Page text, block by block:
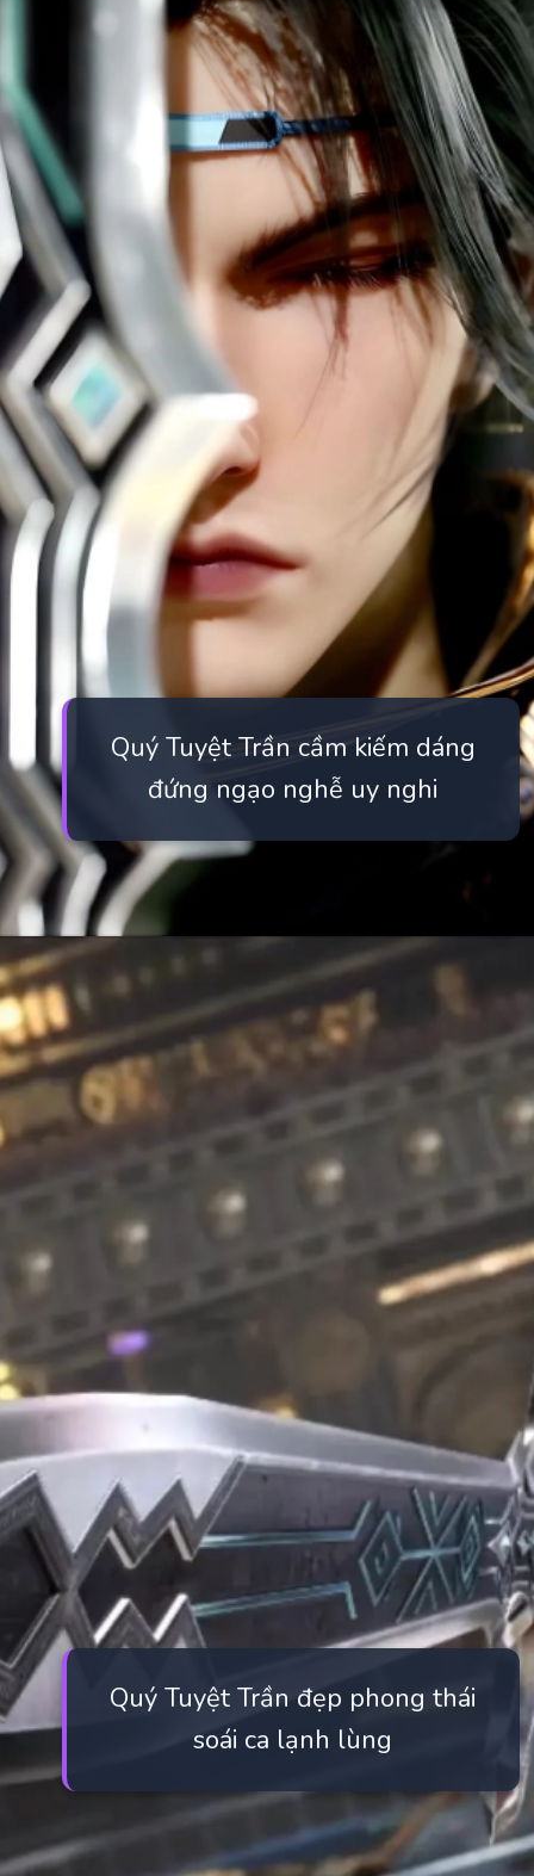
Đang mở https://manhua.edu.vn/quy-tuyet-tran
Quý Tuyệt Trần cầm kiếm dáng
đứng ngạo nghễ uy nghi
https://manhua.edu.vn/quy-tuyet-tran
Quý Tuyệt Trần đẹp phong thái
soái ca lạnh lùng